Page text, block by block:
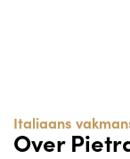
Italiaans
Over